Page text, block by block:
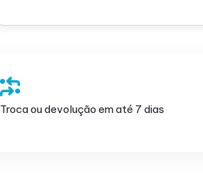
Troca ou devolução em até 7 dias